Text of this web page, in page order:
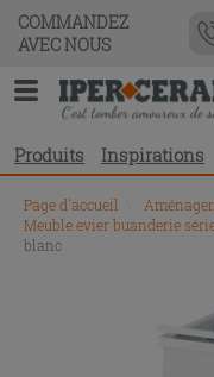
COMMANDEZ
AVEC NOUS
Produits Inspirations
Page d'accueil
Meuble evier buanderie
blanc